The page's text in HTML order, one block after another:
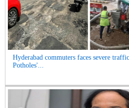
Hyderabad commuters faces severe
Potholes'...